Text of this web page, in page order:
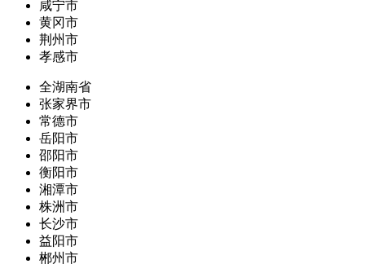
咸宁市
黄冈市
荆州市
孝感市
全湖南省
张家界市
常德市
岳阳市
邵阳市
衡阳市
湘潭市
株洲市
长沙市
益阳市
郴州市